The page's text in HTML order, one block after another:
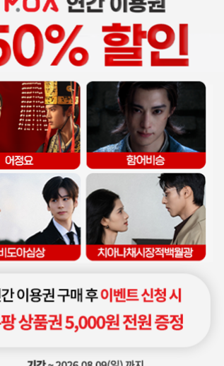
아재저리